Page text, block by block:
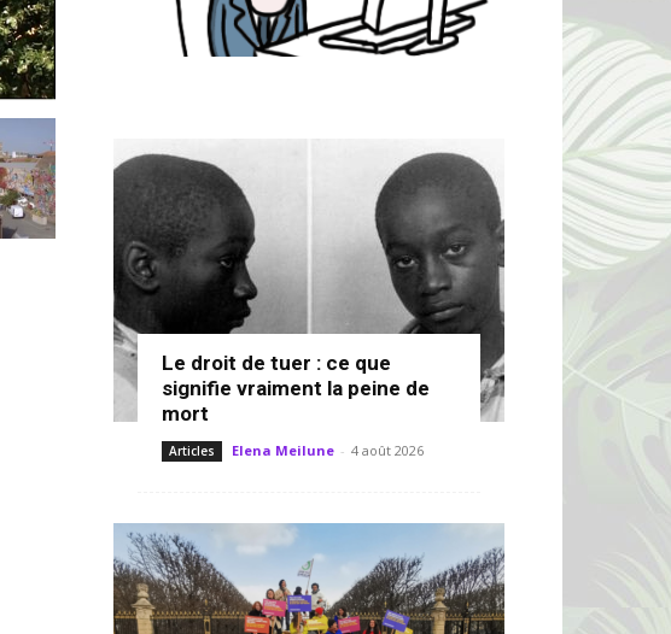
Le droit de tuer : ce que
signifie vraiment la peine de
mort
Articles Elena Meilune - 4 août 2026